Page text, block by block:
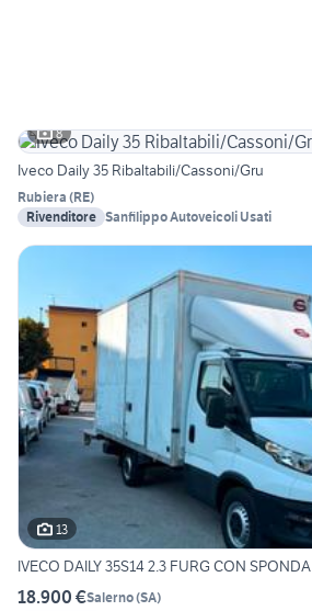
8
Iveco Daily 35 Ribaltabili/Cassoni/Gru
Rubiera (RE)
Rivenditore Sanfilippo Autoveicoli Usati
13
IVECO DAILY 35S14 2.3 FURG CON SPONDA
18.900 €Salerno(SA)